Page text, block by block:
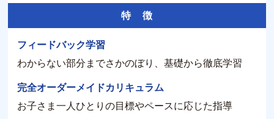
特 徴
フィードバック学習
わからない部分までさかのぼり、基礎から徹底学習
完全オーダーメイドカリキュラム
お子さま一人ひとりの目標やペースに応じた指導